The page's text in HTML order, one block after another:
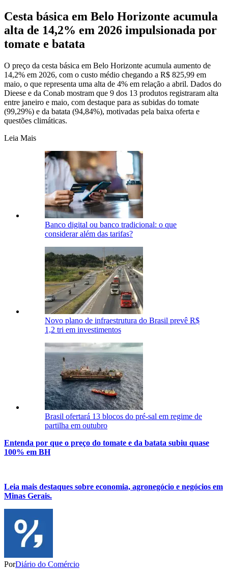
Cesta básica em Belo Horizonte acumula
alta de 14,2% em 2026 impulsionada por
tomate e batata
O preço da cesta básica em Belo Horizonte acumula aumento de
14,2% em 2026, com o custo médio chegando a R$ 825,99 em
maio, o que representa uma alta de 4% em relação a abril. Dados do
Dieese e da Conab mostram que 9 dos 13 produtos registraram alta
entre janeiro e maio, com destaque para as subidas do tomate
(99,29%) e da batata (94,84%), motivadas pela baixa oferta e
questões climáticas.
Leia Mais
Banco digital ou banco tradicional: o que
considerar além das tarifas?
Novo plano de infraestrutura do Brasil prevê R$
1,2 tri em investimentos
Brasil ofertará 13 blocos do pré-sal em regime de
partilha em outubro
Entenda por que o preço do tomate e da batata subiu quase
100% em BH
Leia mais destaques sobre economia, agronegócio e negócios em
Minas Gerais.
PorDiário do Comércio